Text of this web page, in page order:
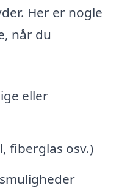
Her er nogle
når du
eller
fiberglas osv.)